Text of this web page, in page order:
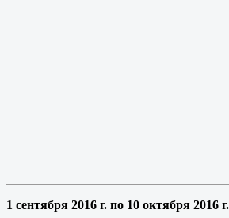
1 сентября 2016 г. по 10 октября 2016 г.